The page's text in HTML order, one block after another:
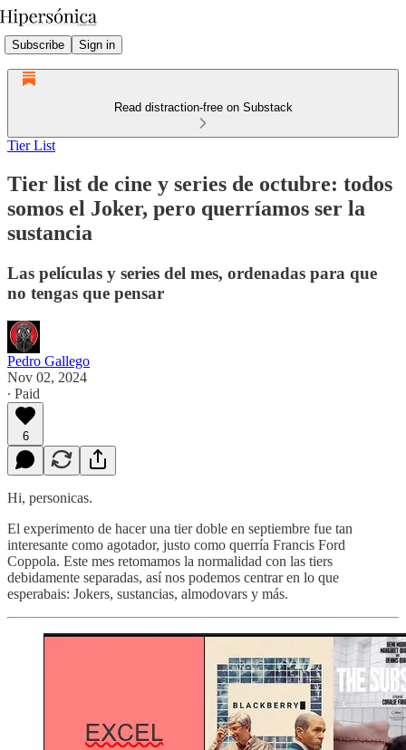
Subscribe Sign in
Read distraction-free on Substack
Tier List
Tier list de cine y series de octubre: todos
somos el Joker, pero querríamos ser la
sustancia
Las películas y series del mes, ordenadas para que
no tengas que pensar
Pedro Gallego
Nov 02, 2024
∙ Paid
6
Hi, personicas.
El experimento de hacer una tier doble en septiembre fue tan
interesante como agotador, justo como querría Francis Ford
Coppola. Este mes retomamos la normalidad con las tiers
debidamente separadas, así nos podemos centrar en lo que
esperabais: Jokers, sustancias, almodovars y más.